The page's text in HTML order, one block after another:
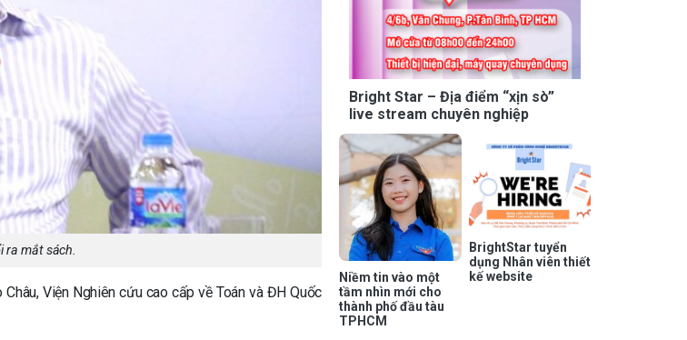
ra mắt sách.
Viện Nghiên cứu cao cấp về Toán và ĐH Quốc
Bright Star – Địa điểm “xịn sò”
live stream chuyên nghiệp
Niềm tin vào một
tầm nhìn mới cho
thành phố đầu tàu
TPHCM
BrightStar tuyển
dụng Nhân viên thiết
kế website